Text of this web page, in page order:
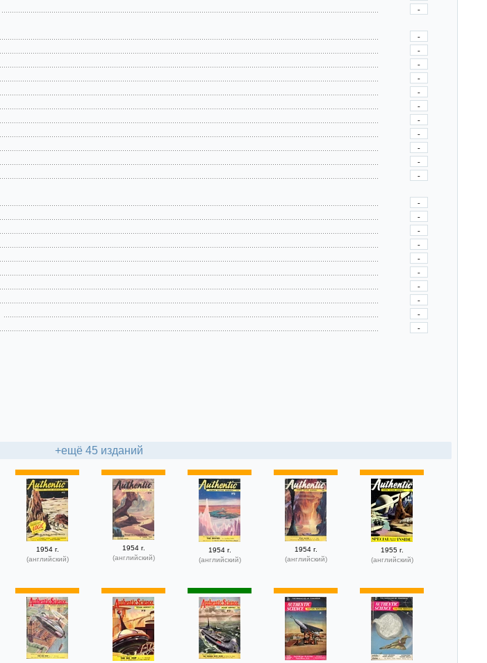
-
-
-
-
-
-
-
-
-
-
-
-
-
-
-
-
-
-
-
-
-
-
+ещё 45 изданий
1954 г.
(английский)
1954 г.
(английский)
1954 г.
(английский)
1954 г.
(английский)
1955 г.
(английский)